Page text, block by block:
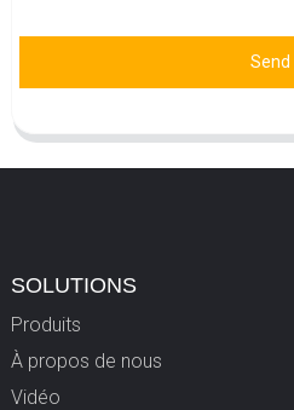
Send
SOLUTIONS
Produits
À propos de nous
Vidéo